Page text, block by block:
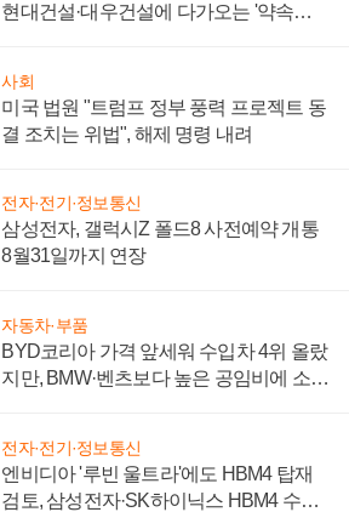
현대건설·대우건설에 다가오는 '약속의
사회
미국 법원 "트럼프 정부 풍력 프로젝트 동
결 조치는 위법", 해제 명령 내려
전자·전기·정보통신
삼성전자, 갤럭시Z 폴드8 사전예약 개통
8월31일까지 연장
자동차·부품
BYD코리아 가격 앞세워 수입차 4위 올랐
지만, BMW·벤츠보다 높은 공임비에 소비
전자·전기·정보통신
엔비디아 '루빈 울트라'에도 HBM4 탑재
검토, 삼성전자·SK하이닉스 HBM4 수율